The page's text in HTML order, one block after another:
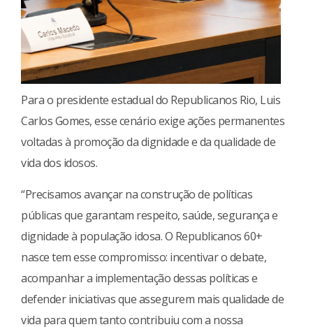
Para o presidente estadual do Republicanos Rio, Luis
Carlos Gomes, esse cenário exige ações permanentes
voltadas à promoção da dignidade e da qualidade de
vida dos idosos.
“Precisamos avançar na construção de políticas
públicas que garantam respeito, saúde, segurança e
dignidade à população idosa. O Republicanos 60+
nasce tem esse compromisso: incentivar o debate,
acompanhar a implementação dessas políticas e
defender iniciativas que assegurem mais qualidade de
vida para quem tanto contribuiu com a nossa